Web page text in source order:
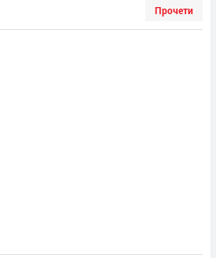
Прочети